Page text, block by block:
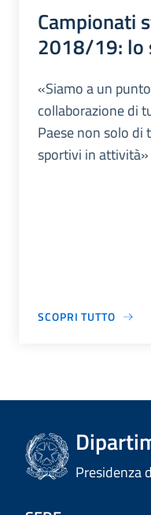
Campionati
2018/19: lo
«Siamo a un
collaborazione di
Paese non solo
sportivi in attività»
SCOPRI TUTTO
Presidenza